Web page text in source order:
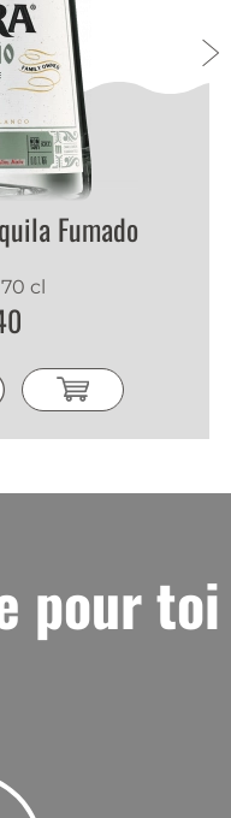
Fumado
cl
pour toi